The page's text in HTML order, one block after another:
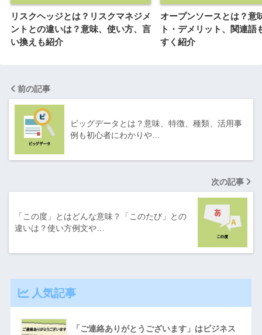
リスクヘッジとは？リスクマネジメ
ントとの違いは？意味、使い方、言
い換えも紹介
オープンソースとは？意
ト・デメリット、関連語
すく紹介
前の記事
ビッグデータとは？意味、特徴、種類、活用事
例も初心者にわかりや…
次の記事
「この度」とはどんな意味？「このたび」との
違いは？使い方例文や…
人気記事
「ご連絡ありがとうございます」はビジネス